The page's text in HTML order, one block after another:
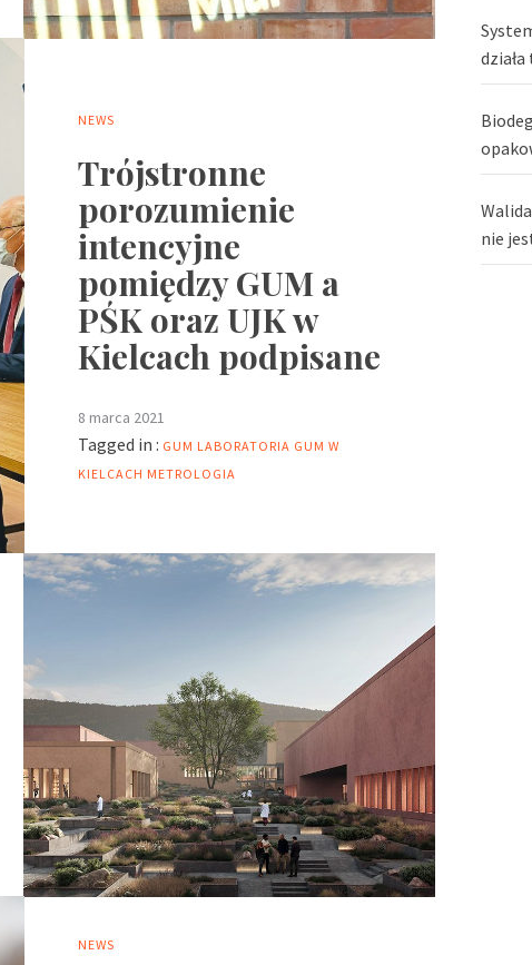
NEWS
Trójstronne
porozumienie
intencyjne
pomiędzy GUM a
PŚK oraz UJK w
Kielcach podpisane
8 marca 2021
Tagged in : GUM LABORATORIA GUM W
KIELCACH METROLOGIA
NEWS
nie